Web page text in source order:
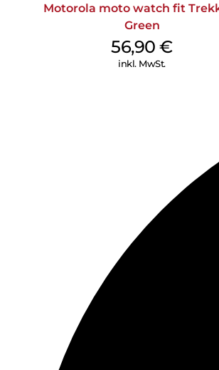
Motorola moto watch fit
Green
56,90€
inkl. MwSt.